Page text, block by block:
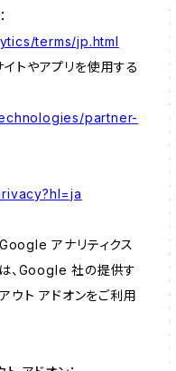
terms/jp.html
トやアプリを使用する
partner-
アナリティクス
、Google 社の提供す
ウト アドオンをご利用